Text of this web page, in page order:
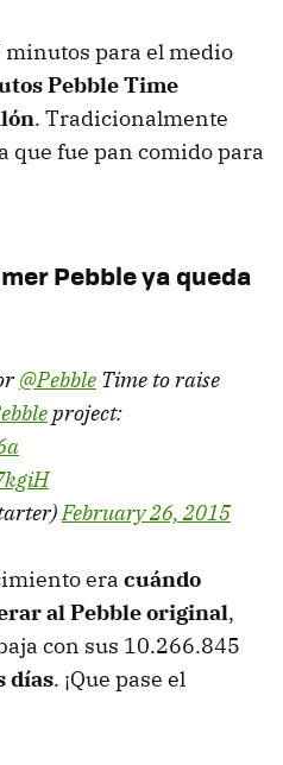
para el medio
Pebble Time
. Tradicionalmente
fue pan comido para
Pebble ya queda
@Pebble Time to raise
project:
February 26, 2015
era cuándo
al Pebble original,
con sus 10.266.845
días. ¡Que pase el